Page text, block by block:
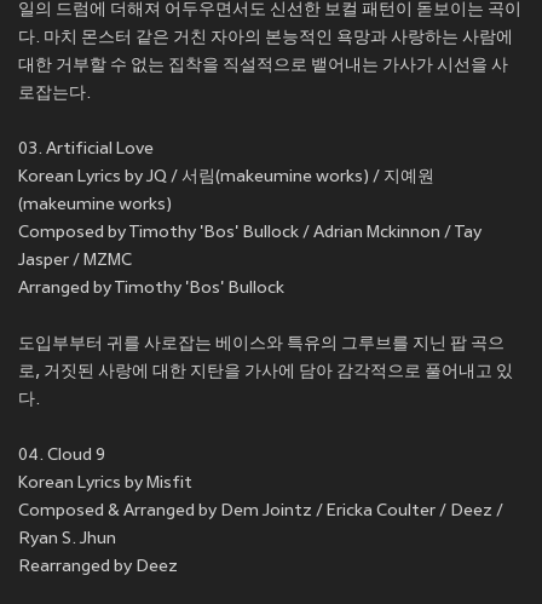
일의 드럼에 더해져 어두우면서도 신선한 보컬 패턴이 돋보이는 곡이
다. 마치 몬스터 같은 거친 자아의 본능적인 욕망과 사랑하는 사람에
대한 거부할 수 없는 집착을 직설적으로 뱉어내는 가사가 시선을 사
로잡는다.
03. Artificial Love
Korean Lyrics by JQ / 서림(makeumine works) / 지예원
(makeumine works)
Composed by Timothy 'Bos' Bullock / Adrian Mckinnon / Tay
Jasper / MZMC
Arranged by Timothy 'Bos' Bullock
도입부부터 귀를 사로잡는 베이스와 특유의 그루브를 지닌 팝 곡으
로, 거짓된 사랑에 대한 지탄을 가사에 담아 감각적으로 풀어내고 있
다.
04. Cloud 9
Korean Lyrics by Misfit
Composed & Arranged by Dem Jointz / Ericka Coulter / Deez /
Ryan S. Jhun
Rearranged by Deez